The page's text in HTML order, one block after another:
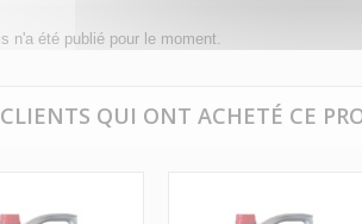
n'a été publié pour le moment.
CLIENTS QUI ONT ACHETÉ CE